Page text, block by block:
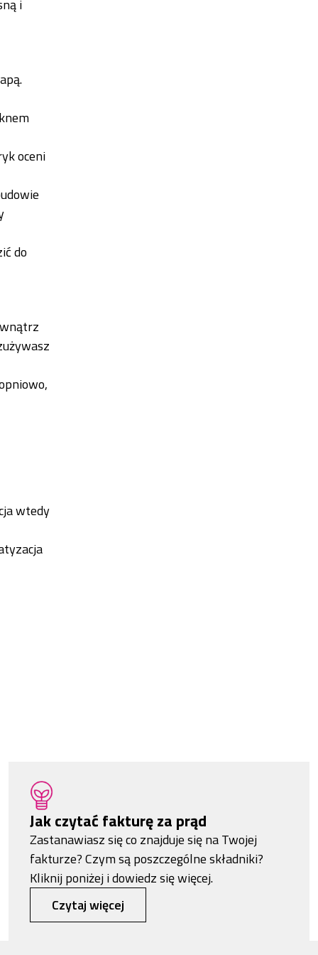
i
oceni
do
wtedy
Jak czytać fakturę za prąd
Zastanawiasz się co znajduje się na Twojej
fakturze? Czym są poszczególne składniki?
Kliknij poniżej i dowiedz się więcej.
Czytaj więcej